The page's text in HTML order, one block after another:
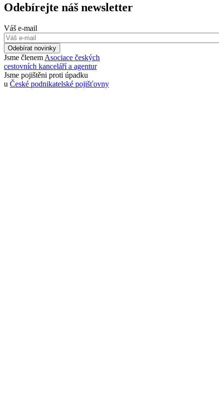
Odebírejte náš newsletter
Váš e-mail
Odebírat novinky
Jsme členem Asociace českých
cestovních kanceláří a agentur
Jsme pojištěni proti úpadku
u České podnikatelské pojišťovny